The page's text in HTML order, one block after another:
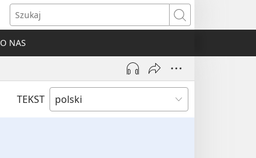
Szukaj
O NAS
TEKST